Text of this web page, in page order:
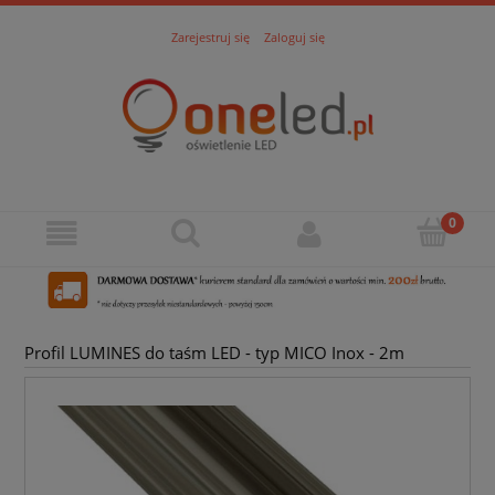
Zarejestruj się Zaloguj się
Profil LUMINES do taśm LED - typ MICO Inox - 2m